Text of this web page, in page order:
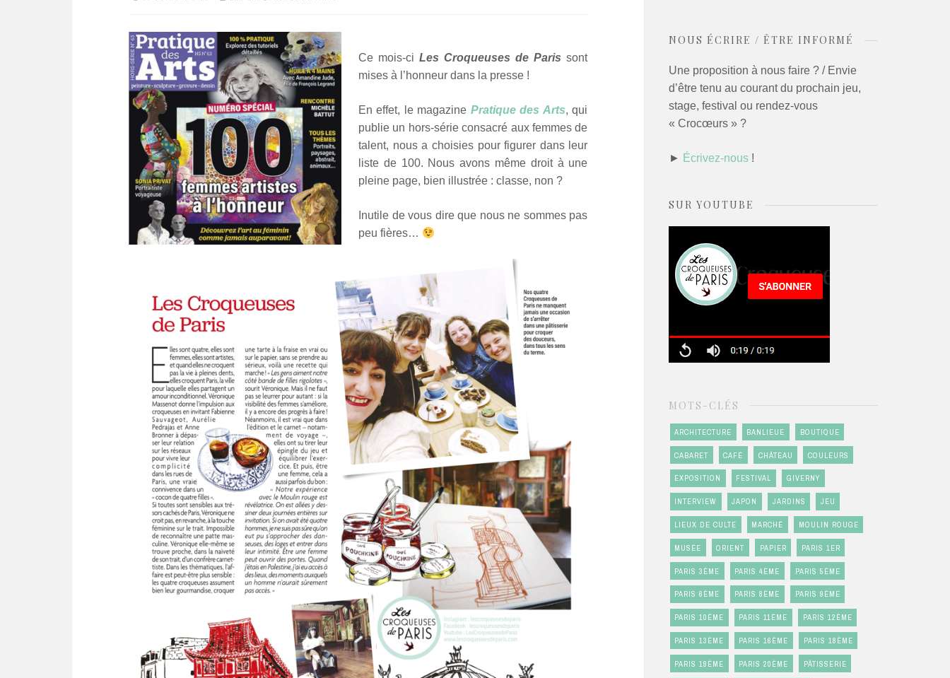
Ce mois-ciLes Croqueuses de Parissont
mises à l’honneur dans la presse !
En effet, le magazine Pratique des Arts, qui
publie un hors-série consacré aux femmes de
talent, nous a choisies pour figurer dans leur
liste de 100. Nous avons même droit à une
pleine page, bien illustrée : classe, non ?
Inutile de vous dire que nous ne sommes pas
peu fières…
NOUS ÉCRIRE / ÊTRE INFORMÉ
Une proposition à nous faire ? / Envie
d’être tenu au courant du prochain jeu,
stage, festival ou rendez-vous
« Crocœurs » ?
► Écrivez-nous!
SUR YOUTUBE
MOTS-CLÉS
ARCHITECTURE BANLIEUE BOUTIQUE
CABARET CAFÉ CHÂTEAU COULEURS
EXPOSITION FESTIVAL GIVERNY
INTERVIEW JAPON JARDINS JEU
LIEUX DE CULTE MARCHÉ MOULIN ROUGE
MUSÉE ORIENT PAPIER PARIS 1ER
PARIS 3ÈME PARIS 4ÈME PARIS 5ÈME
PARIS 6ÈME PARIS 8ÈME PARIS 9ÈME
PARIS 10ÈME PARIS 11ÈME PARIS 12ÈME
PARIS 13ÈME PARIS 16ÈME PARIS 18ÈME
PARIS 19ÈME PARIS 20ÈME PÂTISSERIE